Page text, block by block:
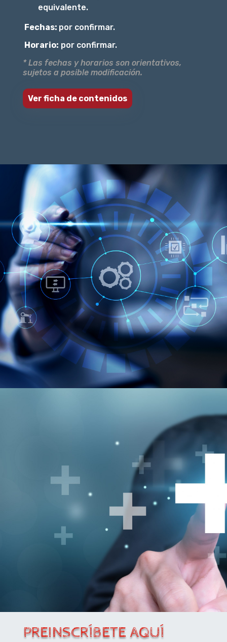
equivalente.
Fechas: por confirmar.
Horario: por confirmar.
* Las fechas y horarios son orientativos,
sujetos a posible modificación.
Ver ficha de contenidos
PREINSCRÍBETE AQUÍ